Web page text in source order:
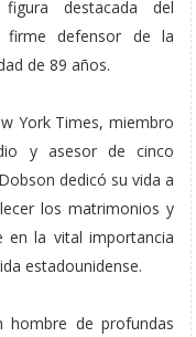
destacada del
firme defensor de la
de 89 años.
York Times, miembro
y asesor de cinco
dedicó su vida a
los matrimonios y
en la vital importancia
estadounidense.
hombre de profundas